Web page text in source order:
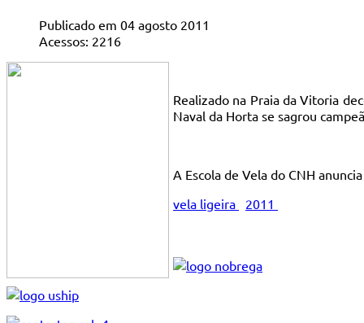
Publicado em 04 agosto 2011
Acessos: 2216
Realizado na Praia da Vitoria
Naval da Horta se sagrou
A Escola de Vela do CNH
vela ligeira
2011